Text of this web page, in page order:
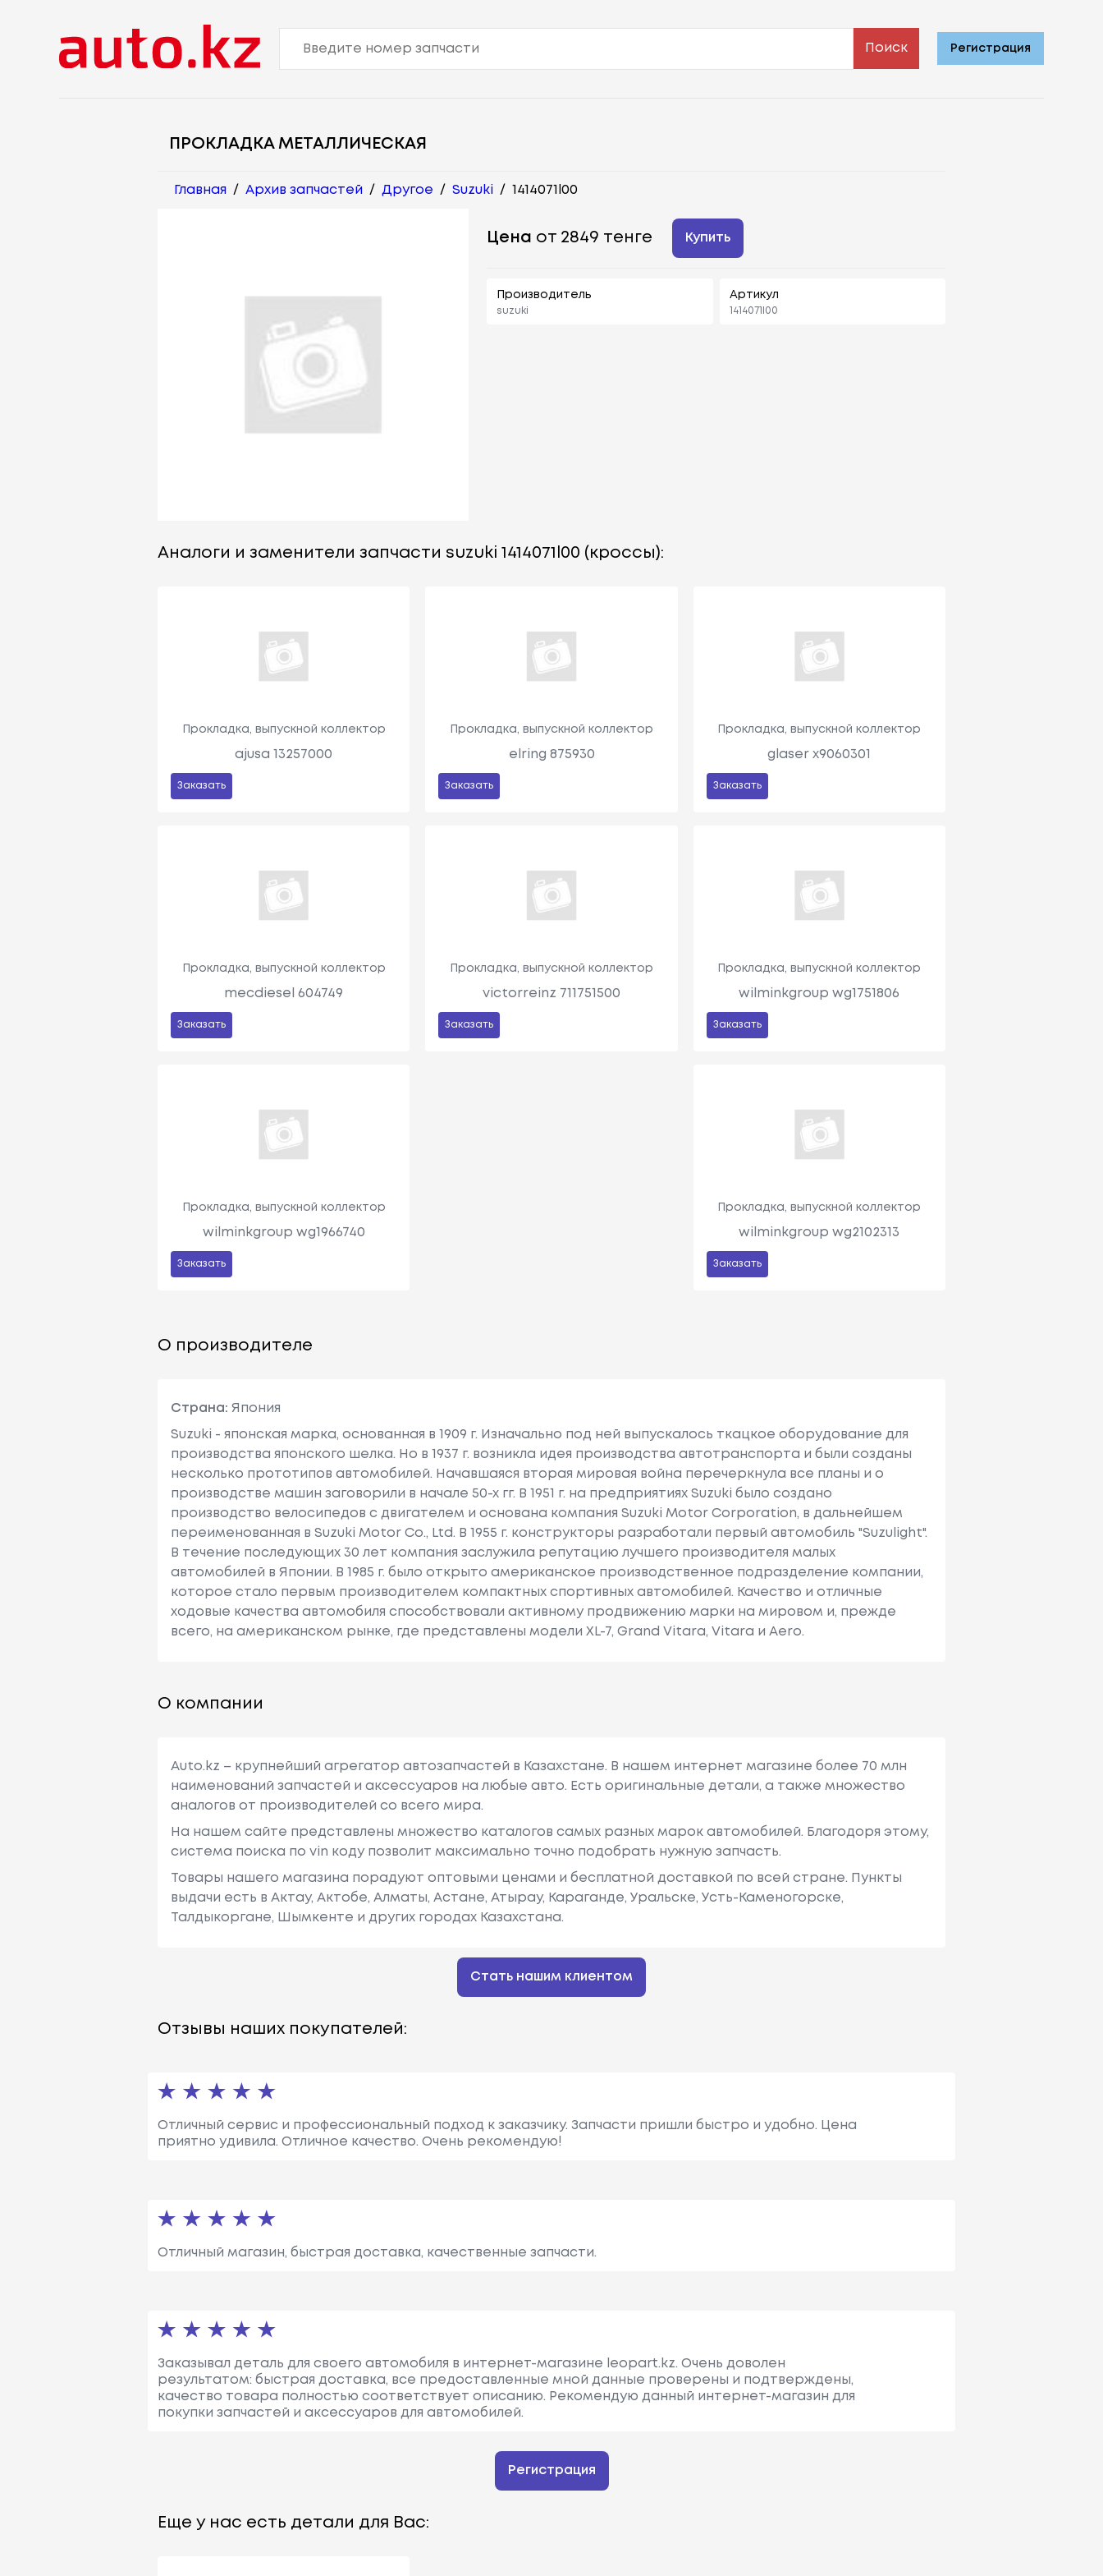
Поиск Регистрация
ПРОКЛАДКА МЕТАЛЛИЧЕСКАЯ
Главная / Архив запчастей / Другое / Suzuki / 1414071l00
Цена от 2849 тенге Купить
Производитель
suzuki
Артикул
1414071l00
Аналоги и заменители запчасти suzuki 1414071l00 (кроссы):
Прокладка, выпускной коллектор
ajusa 13257000
Заказать
Прокладка, выпускной коллектор
elring 875930
Заказать
Прокладка, выпускной коллектор
glaser x9060301
Заказать
Прокладка, выпускной коллектор
mecdiesel 604749
Заказать
Прокладка, выпускной коллектор
victorreinz 711751500
Заказать
Прокладка, выпускной коллектор
wilminkgroup wg1751806
Заказать
Прокладка, выпускной коллектор
wilminkgroup wg1966740
Заказать
Прокладка, выпускной коллектор
wilminkgroup wg2102313
Заказать
О производителе
Страна: Япония
Suzuki - японская марка, основанная в 1909 г. Изначально под ней выпускалось ткацкое оборудование для
производства японского шелка. Но в 1937 г. возникла идея производства автотранспорта и были созданы
несколько прототипов автомобилей. Начавшаяся вторая мировая война перечеркнула все планы и о
производстве машин заговорили в начале 50-х гг. В 1951 г. на предприятиях Suzuki было создано
производство велосипедов с двигателем и основана компания Suzuki Motor Corporation, в дальнейшем
переименованная в Suzuki Motor Co., Ltd. В 1955 г. конструкторы разработали первый автомобиль "Suzulight".
В течение последующих 30 лет компания заслужила репутацию лучшего производителя малых
автомобилей в Японии. В 1985 г. было открыто американское производственное подразделение компании,
которое стало первым производителем компактных спортивных автомобилей. Качество и отличные
ходовые качества автомобиля способствовали активному продвижению марки на мировом и, прежде
всего, на американском рынке, где представлены модели XL-7, Grand Vitara, Vitara и Aero.
О компании
Auto.kz – крупнейший агрегатор автозапчастей в Казахстане. В нашем интернет магазине более 70 млн
наименований запчастей и аксессуаров на любые авто. Есть оригинальные детали, а также множество
аналогов от производителей со всего мира.
На нашем сайте представлены множество каталогов самых разных марок автомобилей. Благодоря этому,
система поиска по vin коду позволит максимально точно подобрать нужную запчасть.
Товары нашего магазина порадуют оптовыми ценами и бесплатной доставкой по всей стране. Пункты
выдачи есть в Актау, Актобе, Алматы, Астане, Атырау, Караганде, Уральске, Усть-Каменогорске,
Талдыкоргане, Шымкенте и других городах Казахстана.
Стать нашим клиентом
Отзывы наших покупателей:
Отличный сервис и профессиональный подход к заказчику. Запчасти пришли быстро и удобно. Цена
приятно удивила. Отличное качество. Очень рекомендую!
Отличный магазин, быстрая доставка, качественные запчасти.
Заказывал деталь для своего автомобиля в интернет-магазине leopart.kz. Очень доволен
результатом: быстрая доставка, все предоставленные мной данные проверены и подтверждены,
качество товара полностью соответствует описанию. Рекомендую данный интернет-магазин для
покупки запчастей и аксессуаров для автомобилей.
Регистрация
Еще у нас есть детали для Вас: